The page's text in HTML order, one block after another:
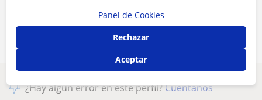
Comparte a este profesor
¿Hay algún error en este perfil?Cuéntanos
Panel de Cookies
Rechazar
Aceptar